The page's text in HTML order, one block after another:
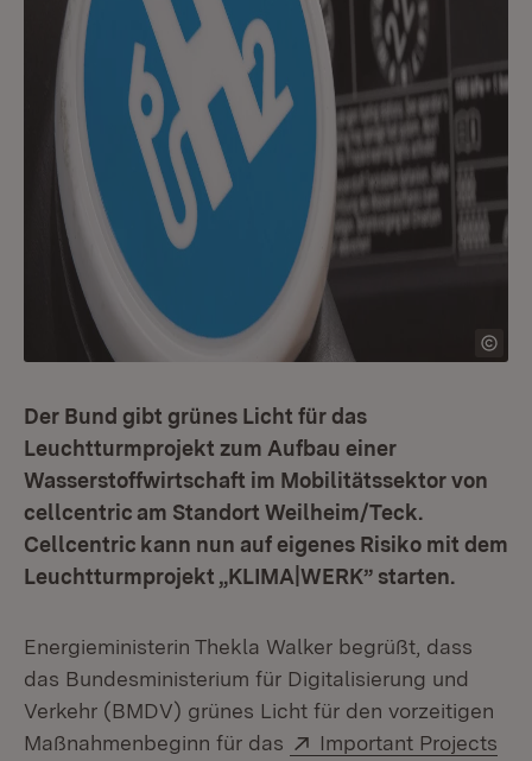
Der Bund gibt grünes Licht für das
Leuchtturmprojekt zum Aufbau einer
Wasserstoffwirtschaft im Mobilitätssektor von
cellcentric am Standort Weilheim/Teck.
Cellcentric kann nun auf eigenes Risiko mit dem
Leuchtturmprojekt „KLIMA|WERK” starten.
Energieministerin Thekla Walker begrüßt, dass
das Bundesministerium für Digitalisierung und
Verkehr (BMDV) grünes Licht für den vorzeitigen
Maßnah­menbeginn für das
Extern:
Important Projects